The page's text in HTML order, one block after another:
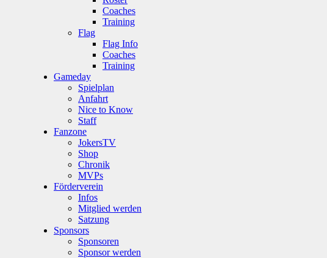
Coaches
Training
Flag
Flag Info
Coaches
Training
Gameday
Spielplan
Anfahrt
Nice to Know
Staff
Fanzone
JokersTV
Shop
Chronik
MVPs
Förderverein
Infos
Mitglied werden
Satzung
Sponsors
Sponsoren
Sponsor werden